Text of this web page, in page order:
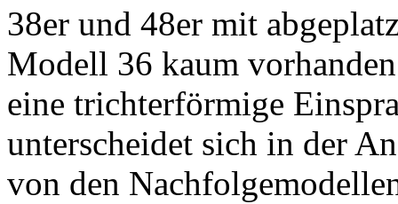
38er und 48er mit
Modell 36 kaum
eine trichterförmige
unterscheidet sich in der
von den